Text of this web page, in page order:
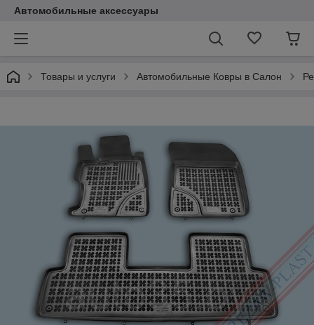
Автомобильные аксессуары
Товары и услуги Автомобильные Ковры в Салон